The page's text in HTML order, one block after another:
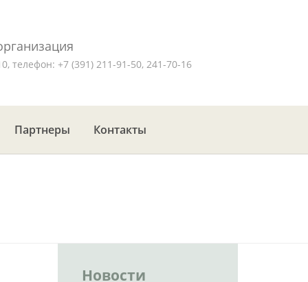
телефон: +7 (391) 211-91-50, 241-70-16
Партнеры Контакты
Новости